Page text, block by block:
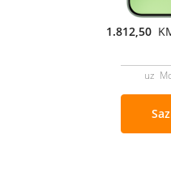
1.812,50
uz